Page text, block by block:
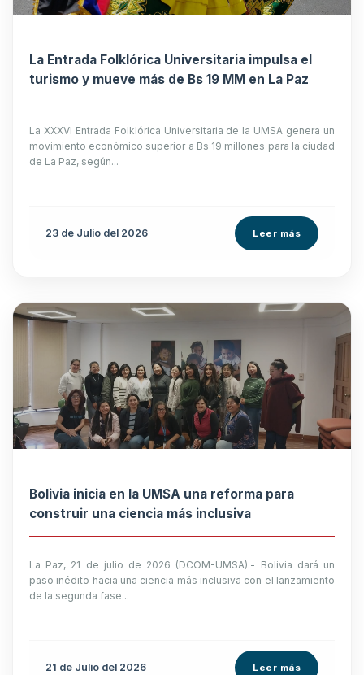
La Entrada Folklórica Universitaria impulsa el
turismo y mueve más de Bs 19 MM en La Paz
La XXXVI Entrada Folklórica Universitaria de la UMSA genera un
movimiento económico superior a Bs 19 millones para la ciudad
de La Paz, según...
23 de Julio del 2026 Leer más
Bolivia inicia en la UMSA una reforma para
construir una ciencia más inclusiva
La Paz, 21 de julio de 2026 (DCOM-UMSA).- Bolivia dará un
paso inédito hacia una ciencia más inclusiva con el lanzamiento
de la segunda fase...
21 de Julio del 2026 Leer más